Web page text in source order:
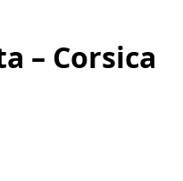
– Corsica